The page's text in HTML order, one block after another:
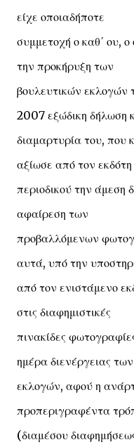
είχε οποιαδήποτε
συμμετοχή ο καθ΄ ου,
την προκήρυξη των
βουλευτικών
2007 εξώδικη δήλωση
διαμαρτυρία του, που
αξίωσε από τον
περιοδικού την άμεση
αφαίρεση των
προβαλλόμενων
αυτά, υπό την
από τον ενιστάμενο
στις διαφημιστικές
πινακίδες
ημέρα διενέργειας των
εκλογών, αφού η
προπεριγραφέντα
(διαμέσου